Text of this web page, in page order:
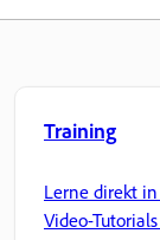
Training
Lerne direkt
Video-